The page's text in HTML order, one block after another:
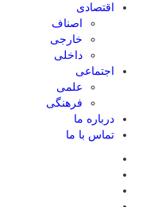
اقتصادی
اصناف
خارجی
داخلی
اجتماعی
علمی
فرهنگی
درباره ما
تماس با ما